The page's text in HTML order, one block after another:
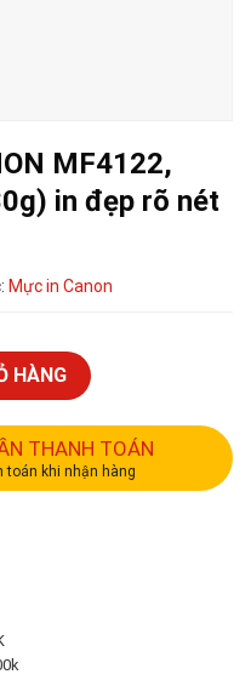
MF4122,
in đẹp rõ nét
Mực in Canon
HÀNG
THANH TOÁN
toán khi nhận hàng